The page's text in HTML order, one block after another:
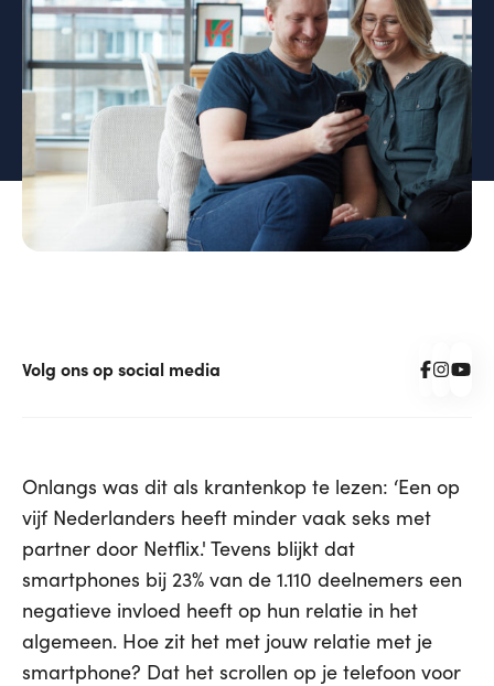
Volg ons op social media
Onlangs was dit als krantenkop te lezen: ‘Een op
vijf Nederlanders heeft minder vaak seks met
partner door Netflix.' Tevens blijkt dat
smartphones bij 23% van de 1.110 deelnemers een
negatieve invloed heeft op hun relatie in het
algemeen. Hoe zit het met jouw relatie met je
smartphone? Dat het scrollen op je telefoon voor